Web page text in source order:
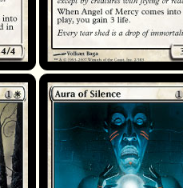
Aura de silence